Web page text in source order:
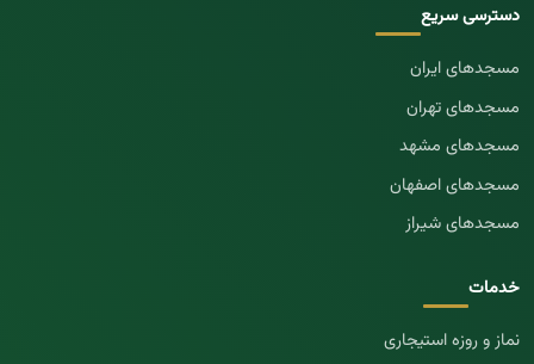
دسترسی سریع
مسجد‌های ایران
مسجد‌های تهران
مسجد‌های مشهد
مسجد‌های اصفهان
مسجد‌های شیراز
خدمات
نماز و روزه استیجاری